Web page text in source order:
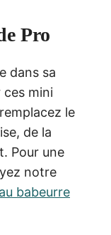
Pro
dans sa
ces mini
le
de la
Pour une
notre
babeurre